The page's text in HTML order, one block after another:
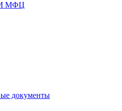
МФЦ
документы